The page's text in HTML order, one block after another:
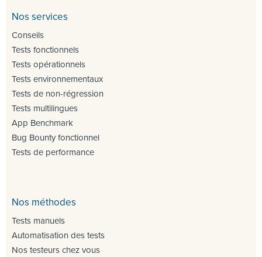
Nos services
Conseils
Tests fonctionnels
Tests opérationnels
Tests environnementaux
Tests de non-régression
Tests multilingues
App Benchmark
Bug Bounty fonctionnel
Tests de performance
Nos méthodes
Tests manuels
Automatisation des tests
Nos testeurs chez vous